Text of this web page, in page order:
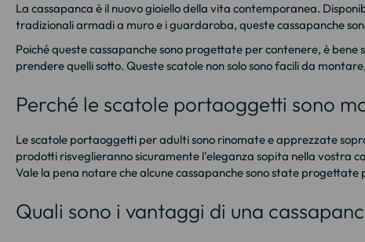
La cassapanca è il nuovo gioiello della vita contemporanea.
tradizionali armadi a muro e i guardaroba, queste cassapanche
Poiché queste cassapanche sono progettate per contenere, è
prendere quelli sotto. Queste scatole non solo sono facili da
Perché le scatole portaoggetti sono
Le scatole portaoggetti per adulti sono rinomate e apprezzate
prodotti risveglieranno sicuramente l'eleganza sopita nella vostra
Vale la pena notare che alcune cassapanche sono state
Quali sono i vantaggi di una